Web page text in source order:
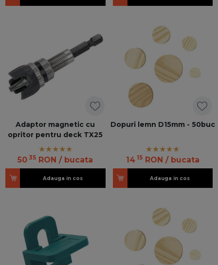
Adaptor magnetic cu
opritor pentru deck TX25
50 35 RON / bucata
Adauga in cos
Dopuri lemn D15mm - 50buc
14 15 RON / bucata
Adauga in cos